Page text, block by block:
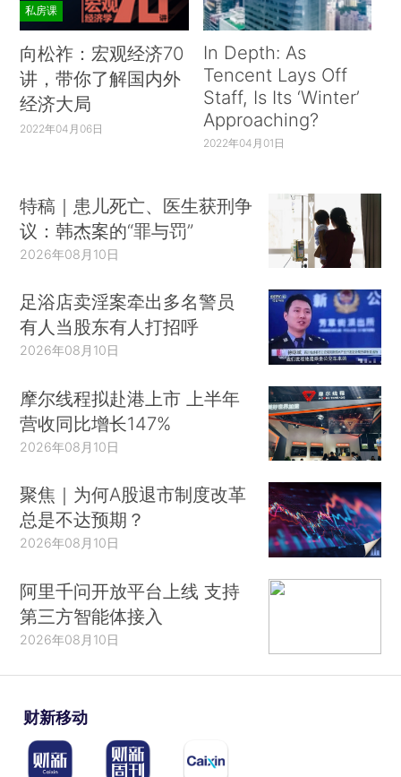
私房课
向松祚：宏观经济70
讲，带你了解国内外
经济大局
2022年04月06日
In Depth: As
Tencent Lays Off
Staff, Is Its ‘Winter’
Approaching?
2022年04月01日
特稿｜患儿死亡、医生获刑争
议：韩杰案的“罪与罚”
2026年08月10日
足浴店卖淫案牵出多名警员
有人当股东有人打招呼
2026年08月10日
摩尔线程拟赴港上市 上半年
营收同比增长147%
2026年08月10日
聚焦｜为何A股退市制度改革
总是不达预期？
2026年08月10日
阿里千问开放平台上线 支持
第三方智能体接入
2026年08月10日
财新移动